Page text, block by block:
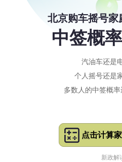
北京购车摇号家
中签概
汽油车还是
个人摇号还是
多数人的中签概
点击计算
新政解